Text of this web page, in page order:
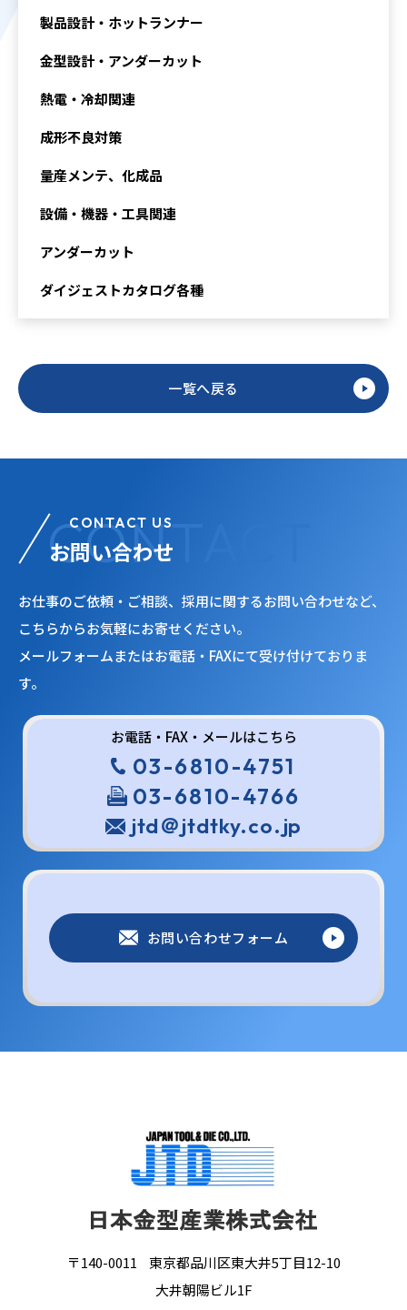
製品設計・ホットランナー
金型設計・アンダーカット
熱電・冷却関連
成形不良対策
量産メンテ、化成品
設備・機器・工具関連
アンダーカット
ダイジェストカタログ各種
一覧へ戻る
CONTACT US
お問い合わせ
お仕事のご依頼・ご相談、採用に関するお問い合わせなど、
こちらからお気軽にお寄せください。
メールフォームまたはお電話・FAXにて受け付けておりま
す。
お電話・FAX・メールはこちら
03-6810-4751
03-6810-4766
jtd＠jtdtky.co.jp
お問い合わせフォーム
〒140-0011
東京都品川区東大井5丁目12-10
大井朝陽ビル1F